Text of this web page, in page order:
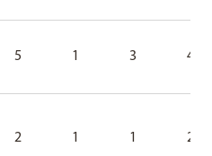
5 1 3 4
2 1 1 2